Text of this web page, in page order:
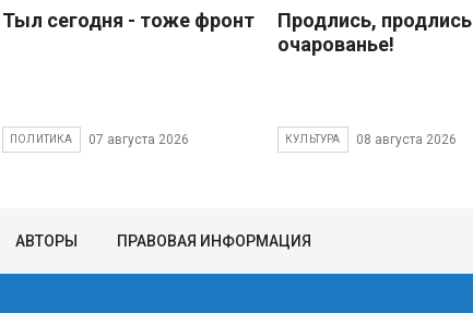
Тыл сегодня - тоже фронт
ПОЛИТИКА 07 августа 2026
Продлись, продлись
очарованье!
КУЛЬТУРА 08 августа 2026
АВТОРЫ ПРАВОВАЯ ИНФОРМАЦИЯ